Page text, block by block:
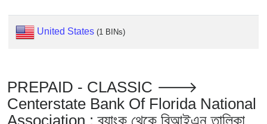
IP
Lookup
Checker
/
Validator
United States (1 BINs)
PREPAID - CLASSIC 🡒
Centerstate Bank Of Florida National
Association : ব্যাংক থেকে বিআইএন তালিকা